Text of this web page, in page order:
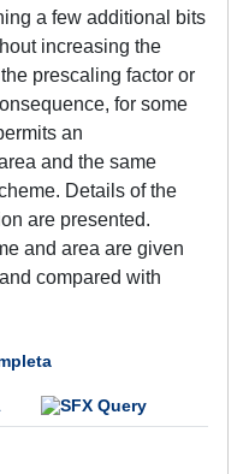
a few additional bits
increasing the
prescaling factor or
for some
an
and the same
Details of the
are presented.
and area are given
compared with